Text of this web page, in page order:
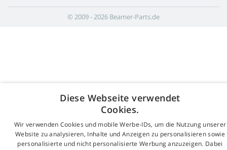
© 2009 - 2026 Beamer-Parts.de
Diese Webseite verwendet
Cookies.
Wir verwenden Cookies und mobile Werbe-IDs, um die Nutzung unserer
Website zu analysieren, Inhalte und Anzeigen zu personalisieren sowie
personalisierte und nicht personalisierte Werbung anzuzeigen. Dabei